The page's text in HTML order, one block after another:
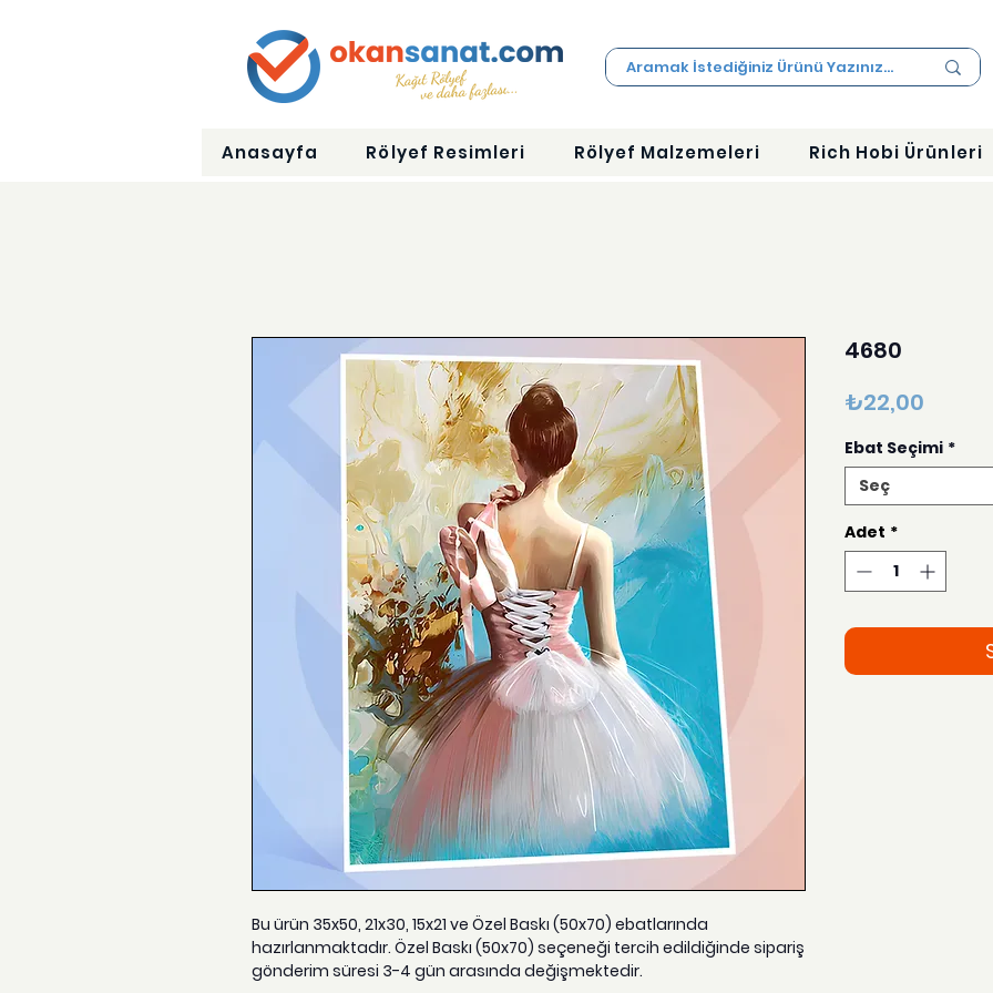
Anasayfa Rölyef Resimleri Rölyef Malzemeleri Rich Hobi Ürünleri
Bu ürün 35x50, 21x30, 15x21 ve Özel Baskı (50x70) ebatlarında
hazırlanmaktadır. Özel Baskı (50x70) seçeneği tercih edildiğinde sipariş
gönderim süresi 3-4 gün arasında değişmektedir.
4680
₺22,00
Ebat Seçimi *
Seç
Adet *